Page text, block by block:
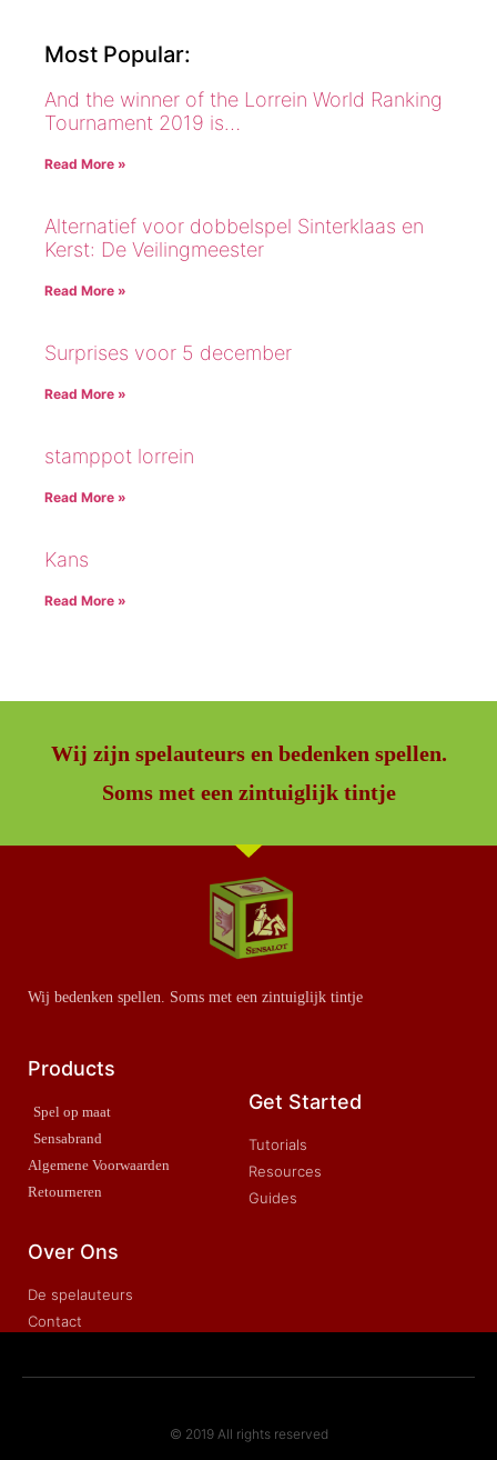
Most Popular:
And the winner of the Lorrein World Ranking
Tournament 2019 is…
Read More »
Alternatief voor dobbelspel Sinterklaas en
Kerst: De Veilingmeester
Read More »
Surprises voor 5 december
Read More »
stamppot lorrein
Read More »
Kans
Read More »
Wij zijn spelauteurs en bedenken spellen.
Soms met een zintuiglijk tintje
Wij bedenken spellen. Soms met een zintuiglijk tintje
Products
Spel op maat
Sensabrand
Algemene Voorwaarden
Retourneren
Get Started
Tutorials
Resources
Guides
Over Ons
De spelauteurs
Contact
© 2019 All rights reserved